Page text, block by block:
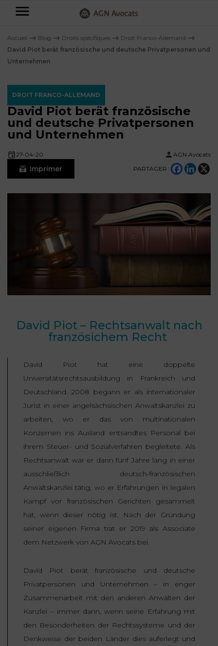
-
Particuliers
NOS
DOMAINES
DE
COMPÉTENCE
FAMILIALES
TRAVAIL
RESPONSABILITÉ
& ASSURANCE
CONTRATS &
CONSOMMATION
DROIT
ADMINISTRATIF
SUCCESSION
VOS
DROITS
INDEMNITÉ DE
PENSION
ALIMENTAIRE
COMPENSATOIRE
PRÉJUDICE
CORPOREL
Entreprises
NOS
DE
CRÉATION
D’ENTREPRISES
CONTRATS &
CONSOMMATION
AFFAIRES
FISCALITÉ
DROIT
DU
TRAVAIL
DROIT
ADMINISTRATIF
Plus
d’offres
AGN
LEGAL
AVOCATS
FRANCO-
UPS
PERSONNELLES
DROIT
DU
NUMÉRIQUE
ET
PROPRIÉTÉ
INTELLECTUELLE
DISTRIBUTION
ENTREPRISES
DIFFICULTÉ
PUBLIQUES
DROIT
DU
propos
CONNAÎTRE
EQUIPE
DIRIGEANTE
REJOIGNEZ-
agences
34
24
72
Accueil ⟶ Blog ⟶ Droits spécifiques ⟶ Droit Franco-Allemand ⟶
David Piot berät französische und deutsche Privatpersonen und
Unternehmen
DROIT FRANCO-ALLEMAND
David Piot berät französische
und deutsche Privatpersonen
und Unternehmen
27-04-20 AGN Avocats
Imprimer PARTAGER :
David Piot – Rechtsanwalt nach
französichem Recht
David Piot hat eine doppelte
Universitätsrechtsausbildung in Frankreich und
Deutschland. 2008 begann er als internationaler
Jurist in einer angelsächsischen Anwaltskanzlei zu
arbeiten, wo er das von multinationalen
Konzernen ins Ausland entsandtes Personal bei
ihrem Steuer- und Sozialverfahren begleitete. Als
Rechtsanwalt war er dann fünf Jahre lang in einer
ausschließlich deutsch-französischen
Anwaltskanzlei tätig, wo er Erfahrungen in legalen
Kampf vor französischen Gerichten gesammelt
hat, wenn dieser nötig ist. Nach der Gründung
seiner eigenen Firma trat er 2019 als Associate
dem Netzwerk von AGN Avocats bei.
David Piot berät französische und deutsche
Privatpersonen und Unternehmen – in enger
Zusammenarbeit mit den anderen Anwälten der
Kanzlei – immer dann, wenn seine Erfahrung mit
den Besonderheiten der Rechtssysteme und der
Denkweise der beiden Länder dies auferlegt und